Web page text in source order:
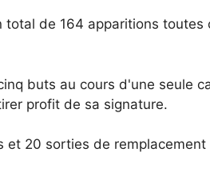
de 164 apparitions
buts au cours d'une seule
profit de sa signature.
20 sorties de